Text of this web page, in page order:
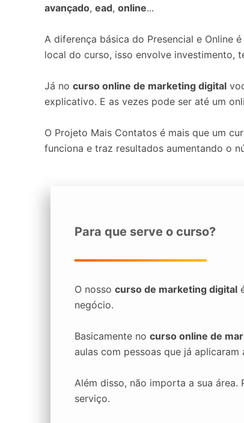
avançado, ead, online...
A diferença básica do Presencial e Online
local do curso, isso envolve investimento,
Já no curso online de marketing digital
explicativo. E as vezes pode ser até um
O Projeto Mais Contatos é mais que um
funciona e traz resultados aumentando o
Para que serve o curso?
O nosso curso de marketing digital
negócio.
Basicamente no curso online de
aulas com pessoas que já
Além disso, não importa a sua área.
serviço.